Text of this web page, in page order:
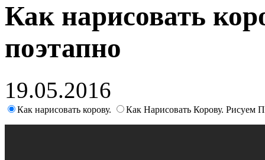
Как нарисовать
поэтапно
19.05.2016
Как нарисовать корову. Как Нарисовать Корову. Рисуем